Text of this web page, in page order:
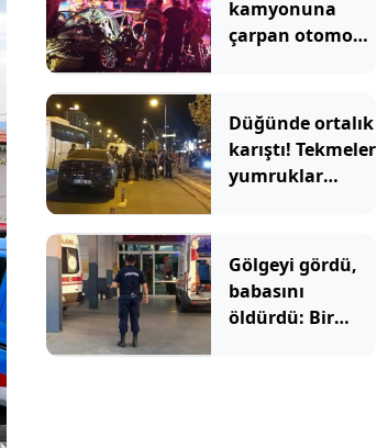
kamyonuna
çarpan otomobil
Düğünde ortalık
karıştı! Tekmeler
yumruklar
Gölgeyi gördü,
babasını
öldürdü: Bir